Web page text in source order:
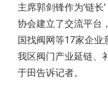
主席郭剑锋作为‘链
协会建立了交流平台
国找阀网等17家企业
我区阀门产业延链、
于田告诉记者。